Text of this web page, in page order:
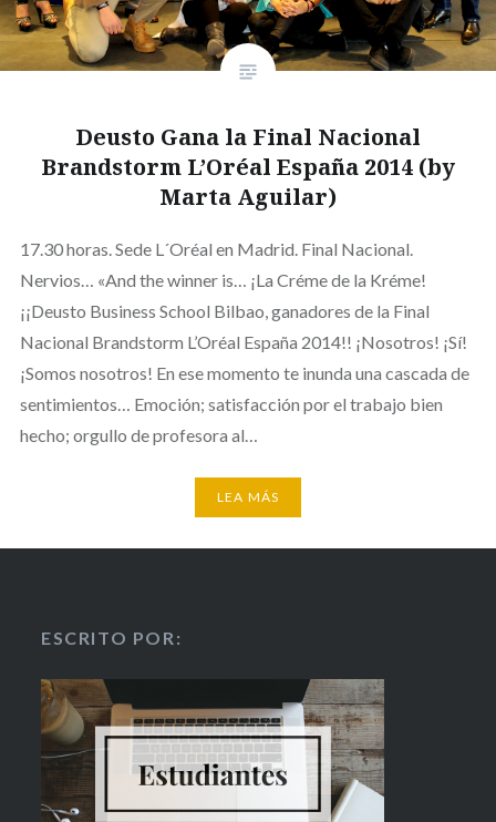
Deusto Gana la Final Nacional
Brandstorm L’Oréal España 2014 (by
Marta Aguilar)
17.30 horas. Sede L´Oréal en Madrid. Final Nacional.
Nervios… «And the winner is… ¡La Créme de la Kréme!
¡¡Deusto Business School Bilbao, ganadores de la Final
Nacional Brandstorm L’Oréal España 2014!! ¡Nosotros! ¡Sí!
¡Somos nosotros! En ese momento te inunda una cascada de
sentimientos… Emoción; satisfacción por el trabajo bien
hecho; orgullo de profesora al…
LEA MÁS
ESCRITO POR: